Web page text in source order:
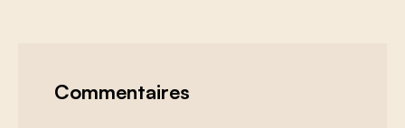
Commentaires